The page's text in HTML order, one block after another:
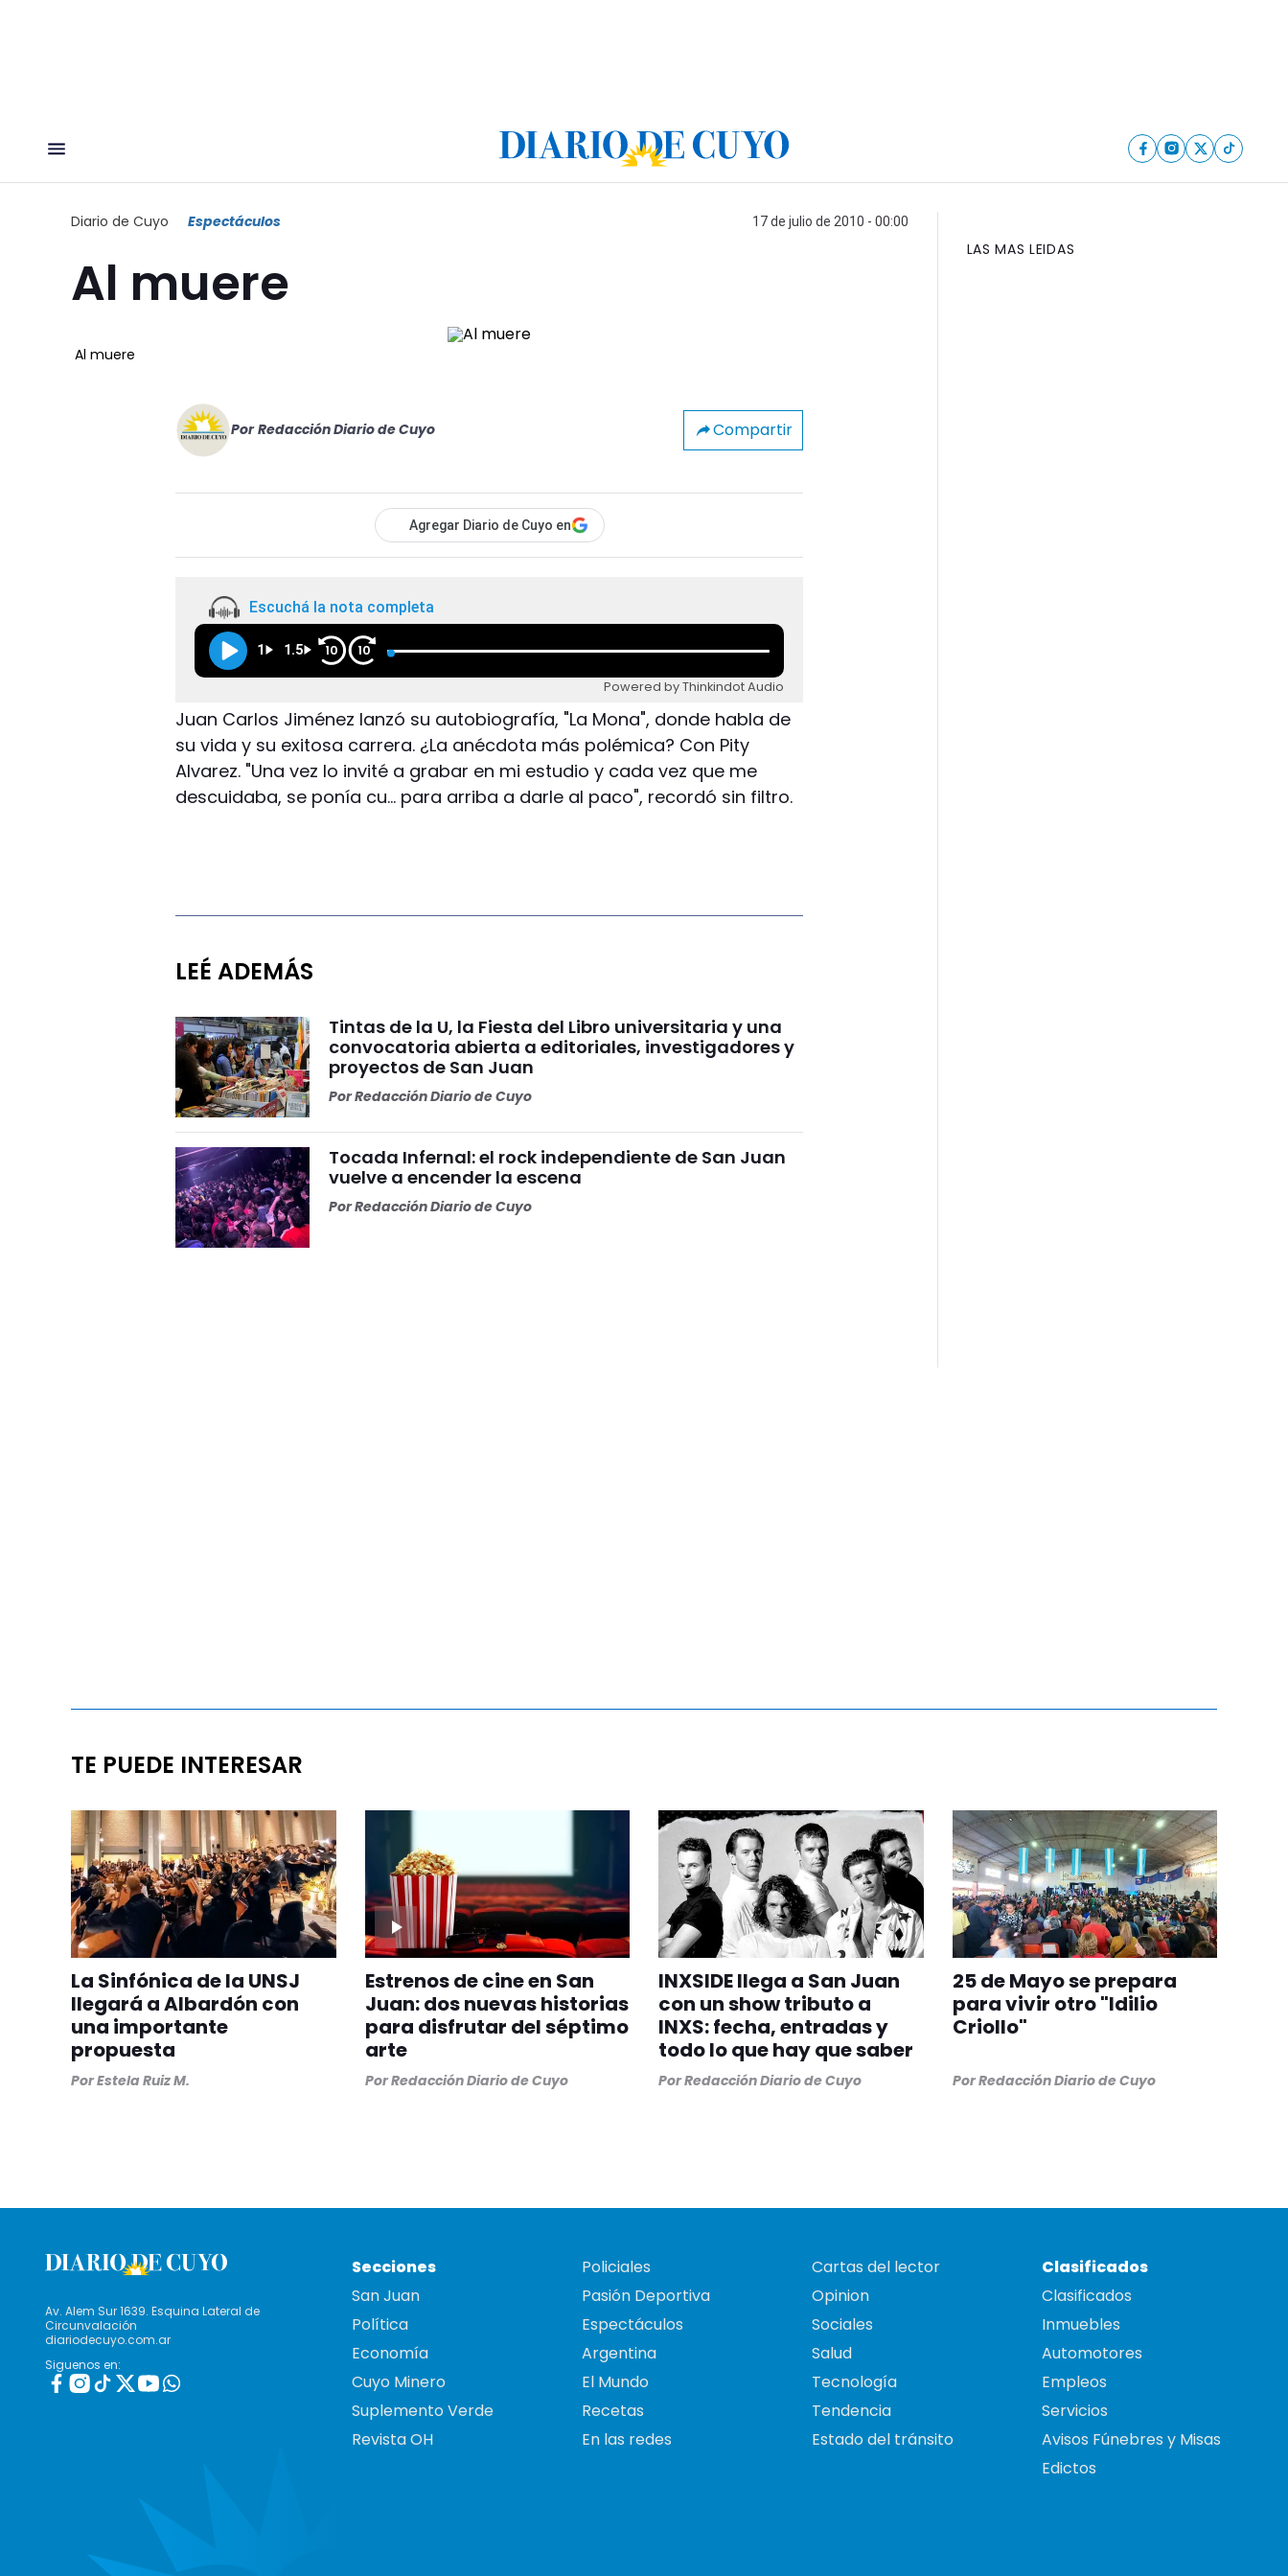
Diario de Cuyo Espectáculos 17 de julio de 2010 - 00:00
Al muere
Al muere
Por Redacción Diario de Cuyo Compartir
Agregar Diario de Cuyo en
Escuchá la nota completa
1 1.5 10 10
Powered by Thinkindot Audio
Juan Carlos Jiménez lanzó su autobiografía, "La Mona", donde habla de
su vida y su exitosa carrera. ¿La anécdota más polémica? Con Pity
Alvarez. "Una vez lo invité a grabar en mi estudio y cada vez que me
descuidaba, se ponía cu… para arriba a darle al paco", recordó sin filtro.
LEÉ ADEMÁS
Tintas de la U, la Fiesta del Libro universitaria y una
convocatoria abierta a editoriales, investigadores y
proyectos de San Juan
PorRedacción Diario de Cuyo
Tocada Infernal: el rock independiente de San Juan
vuelve a encender la escena
PorRedacción Diario de Cuyo
LAS MAS LEIDAS
TE PUEDE INTERESAR
La Sinfónica de la UNSJ
llegará a Albardón con
una importante
propuesta
PorEstela Ruiz M.
Estrenos de cine en San
Juan: dos nuevas historias
para disfrutar del séptimo
arte
PorRedacción Diario de Cuyo
INXSIDE llega a San Juan
con un show tributo a
INXS: fecha, entradas y
todo lo que hay que saber
PorRedacción Diario de Cuyo
25 de Mayo se prepara
para vivir otro "Idilio
Criollo"
PorRedacción Diario de Cuyo
Av. Alem Sur 1639. Esquina Lateral de
Circunvalación
diariodecuyo.com.ar
Siguenos en:
Secciones
San Juan
Política
Economía
Cuyo Minero
Suplemento Verde
Revista OH
Policiales
Pasión Deportiva
Espectáculos
Argentina
El Mundo
Recetas
En las redes
Cartas del lector
Opinion
Sociales
Salud
Tecnología
Tendencia
Estado del tránsito
Clasificados
Clasificados
Inmuebles
Automotores
Empleos
Servicios
Avisos Fúnebres y Misas
Edictos